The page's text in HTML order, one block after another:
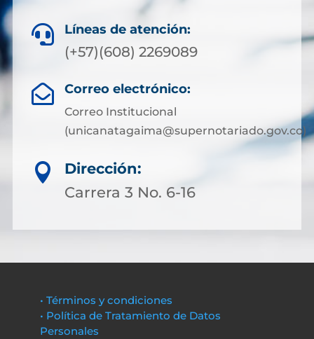
 Líneas de atención:
(+57)(608) 2269089
 Correo electrónico:
Correo Institucional
(unicanatagaima@supernotariado.gov.co)

Dirección:
Carrera 3 No. 6-16
• Términos y condiciones
• Política de Tratamiento de Datos
Personales